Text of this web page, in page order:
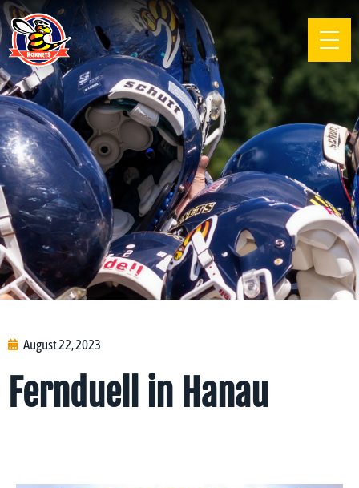
August 22, 2023
Fernduell in Hanau